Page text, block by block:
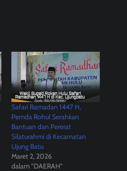
Safari Ramadan 1447 H,
Pemda Rohul Serahkan
Bantuan dan Pererat
Silaturahmi di Kecamatan
Ujung Batu
Maret 2, 2026
dalam "DAERAH"